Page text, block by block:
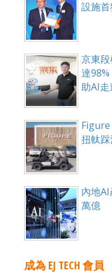
設施
京東
達
助AI
扭軚
內地
萬億
成為 EJ TECH 會員